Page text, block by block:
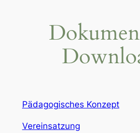
Pädagogisches Konzept
Vereinsatzung